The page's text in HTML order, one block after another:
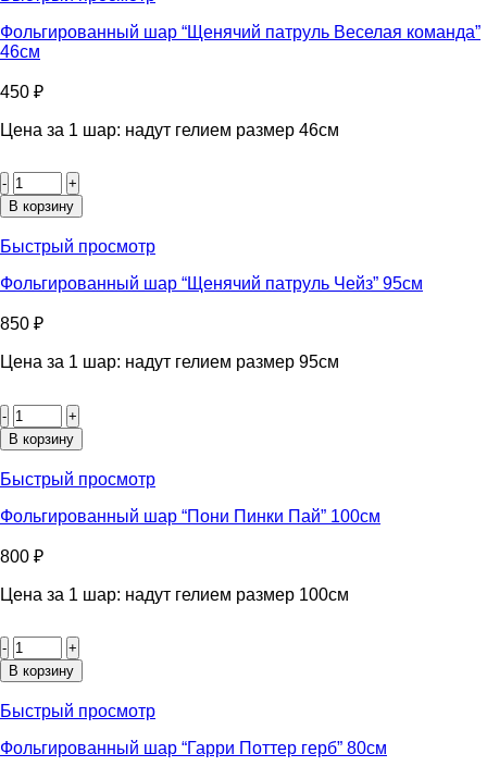
125см
Фольгированный шар “Щенячий патруль Веселая команда”
46см
450 ₽
Цена за 1 шар: надут гелием размер 46см
товара
Фольгированный
"Щенячий
Веселая
46см
В корзину
Быстрый просмотр
Фольгированный шар “Щенячий патруль Чейз” 95см
850 ₽
Цена за 1 шар: надут гелием размер 95см
товара
Фольгированный
шар
"Щенячий
Чейз"
В корзину
Быстрый просмотр
Фольгированный шар “Пони Пинки Пай” 100см
800 ₽
Цена за 1 шар: надут гелием размер 100см
товара
Фольгированный
"Пони
Пай"
В корзину
Быстрый просмотр
Фольгированный шар “Гарри Поттер герб” 80см